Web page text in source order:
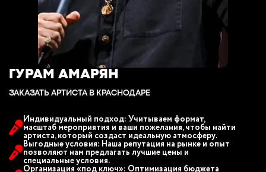
ГУРАМ АМАРЯН
ЗАКАЗАТЬ АРТИСТА В КРАСНОДАРЕ
Индивидуальный подход: Учитываем формат,
масштаб мероприятия и ваши пожелания, чтобы найти
артиста, который создаст идеальную атмосферу.
Выгодные условия: Наша репутация на рынке и опыт
позволяют нам предлагать лучшие цены и
специальные условия.
Организация «под ключ»: Оптимизация бюджета